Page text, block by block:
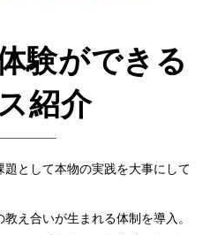
験ができる
紹介
として本物の実践を大事にして
え合いが生まれる体制を導入。